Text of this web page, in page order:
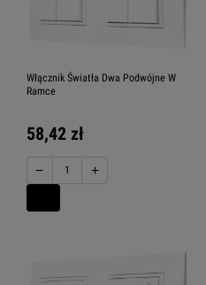
Włącznik Światła Dwa Podwójne W
Ramce
58,42 zł
− +